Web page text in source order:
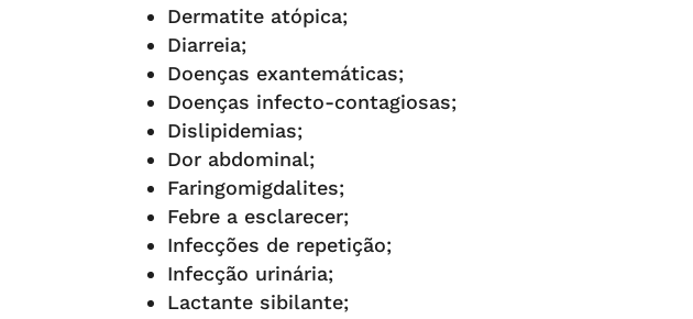
Dermatite atópica;
Diarreia;
Doenças exantemáticas;
Doenças infecto-contagiosas;
Dislipidemias;
Dor abdominal;
Faringomigdalites;
Febre a esclarecer;
Infecções de repetição;
Infecção urinária;
Lactante sibilante;